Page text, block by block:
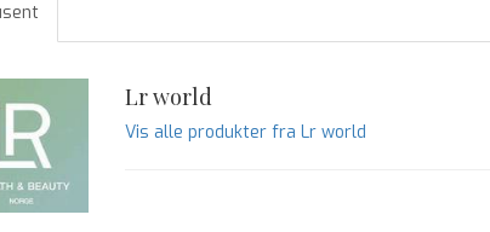
Lr world
Vis alle produkter fra Lr world